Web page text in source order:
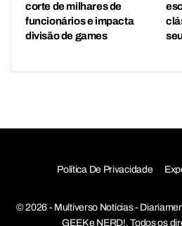
corte de milhares de
funcionários e impacta
divisão de games
Política De Privacidade
© 2026 - Multiverso Notícias -
GEEK e NERD!. Todos os